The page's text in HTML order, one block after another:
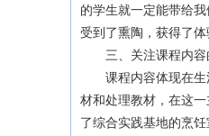
的学生就一定能带给
受到了熏陶，获得了
三、关注课程内容
课程内容体现在生活
材和处理教材，在这
了综合实践基地的烹